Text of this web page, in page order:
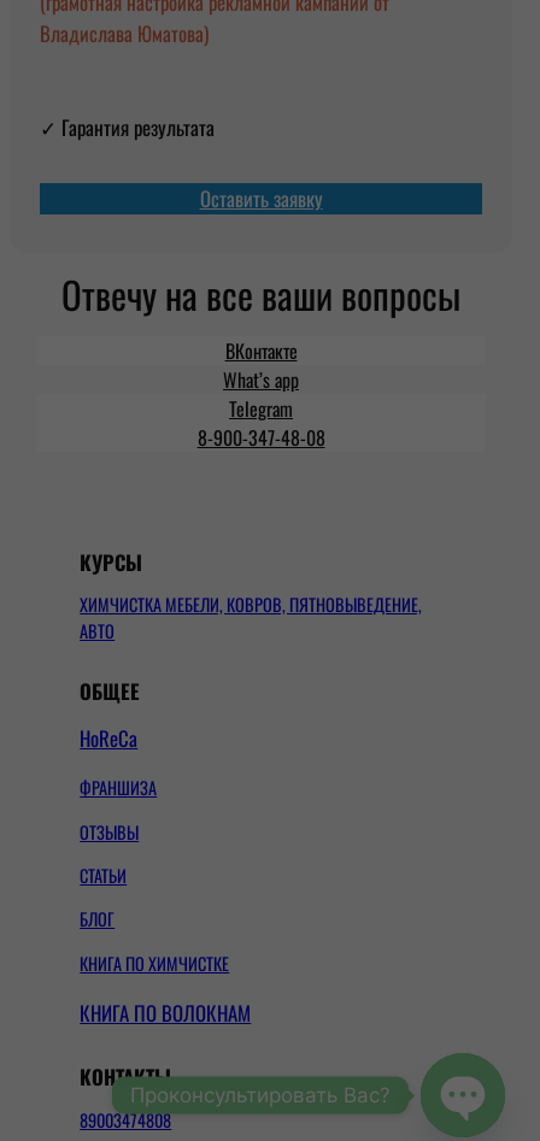
Владислава Юматова)
✓ Гарантия результата
Оставить заявку
Отвечу на все ваши вопросы
ВКонтакте
What’s app
Telegram
8-900-347-48-08
КУРСЫ
ХИМЧИСТКА МЕБЕЛИ, КОВРОВ, ПЯТНОВЫВЕДЕНИЕ,
АВТО
ОБЩЕЕ
HoReCa
ФРАНШИЗА
ОТЗЫВЫ
СТАТЬИ
БЛОГ
КНИГА ПО ХИМЧИСТКЕ
КНИГА ПО ВОЛОКНАМ
КОНТАКТЫ
89003474808
Проконсультировать Вас?